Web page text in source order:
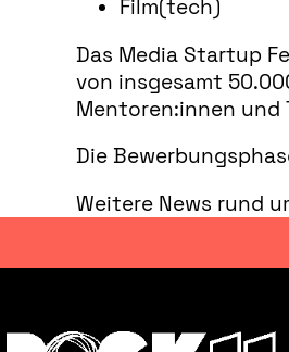
Film(tech)
Das Media Startup
von insgesamt
Mentoren:innen und
Die
Weitere News rund